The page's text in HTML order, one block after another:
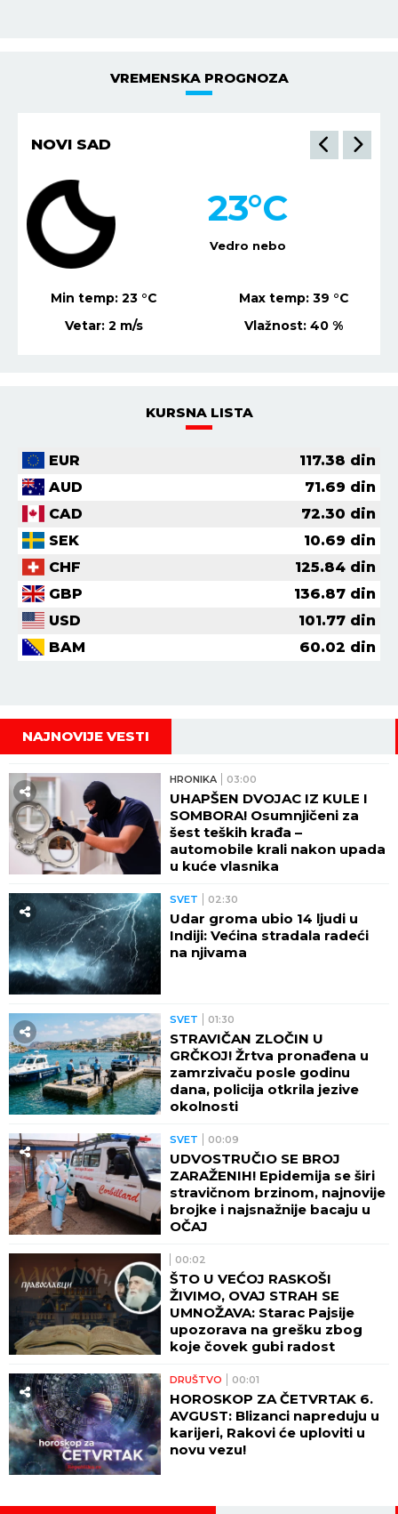
VREMENSKA PROGNOZA
NIŠ
Vedro nebo
21°C
Min temp:19 °C Max temp: 37 °C
Vetar:1 m/s Vlažnost:47 %
KURSNA LISTA
EUR 117.38 din
AUD
71.69 din
CAD
72.30 din
SEK
10.69 din
CHF
125.84 din
GBP
136.87 din
USD
101.77 din
BAM
60.02 din
NAJNOVIJE VESTI
HRONIKA 03:00
UHAPŠEN DVOJAC IZ KULE I
SOMBORA! Osumnjičeni za
šest teških krađa –
automobile krali nakon upada
u kuće vlasnika
SVET 02:30
Udar groma ubio 14 ljudi u
Indiji: Većina stradala radeći
na njivama
SVET 01:30
STRAVIČAN ZLOČIN U
GRČKOJ! Žrtva pronađena u
zamrzivaču posle godinu
dana, policija otkrila jezive
okolnosti
SVET 00:09
UDVOSTRUČIO SE BROJ
ZARAŽENIH! Epidemija se širi
stravičnom brzinom, najnovije
brojke i najsnažnije bacaju u
OČAJ
00:02
ŠTO U VEĆOJ RASKOŠI
ŽIVIMO, OVAJ STRAH SE
UMNOŽAVA: Starac Pajsije
upozorava na grešku zbog
koje čovek gubi radost
DRUŠTVO 00:01
HOROSKOP ZA ČETVRTAK 6.
AVGUST: Blizanci napreduju u
karijeri, Rakovi će uploviti u
novu vezu!